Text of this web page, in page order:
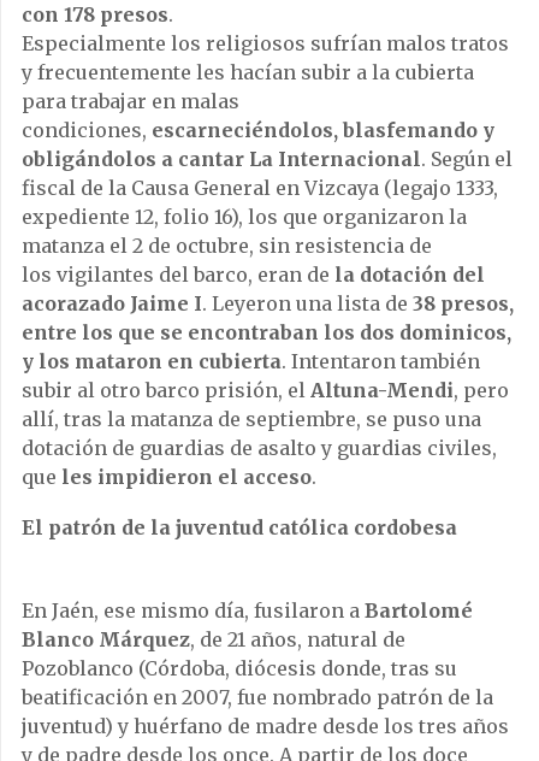
con 178 presos.
Especialmente los religiosos sufrían malos tratos
y frecuentemente les hacían subir a la cubierta
para trabajar en malas
condiciones, escarneciéndolos, blasfemando y
obligándolos a cantar La Internacional. Según el
fiscal de la Causa General en Vizcaya (legajo 1333,
expediente 12, folio 16), los que organizaron la
matanza el 2 de octubre, sin resistencia de
los vigilantes del barco, eran de la dotación del
acorazado Jaime I. Leyeron una lista de 38 presos,
entre los que se encontraban los dos dominicos,
y los mataron en cubierta. Intentaron también
subir al otro barco prisión, el Altuna-Mendi, pero
allí, tras la matanza de septiembre, se puso una
dotación de guardias de asalto y guardias civiles,
que les impidieron el acceso.
El patrón de la juventud católica cordobesa
En Jaén, ese mismo día, fusilaron a Bartolomé
Blanco Márquez, de 21 años, natural de
Pozoblanco (Córdoba, diócesis donde, tras su
beatificación en 2007, fue nombrado patrón de la
juventud) y huérfano de madre desde los tres años
y de padre desde los once. A partir de los doce